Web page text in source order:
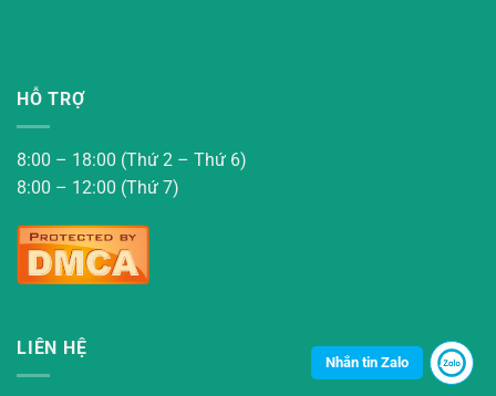
HỖ TRỢ
8:00 – 18:00 (Thứ 2 – Thứ 6)
8:00 – 12:00 (Thứ 7)
LIÊN HỆ
Nhắn tin Zalo